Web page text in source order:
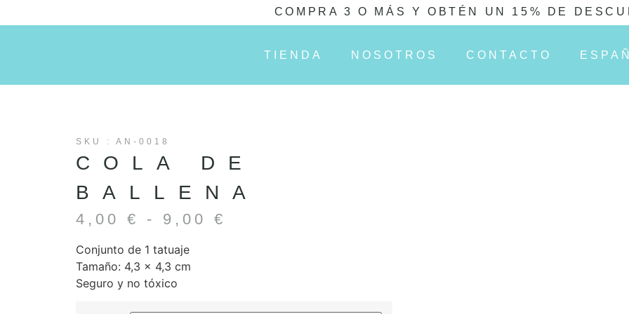
COMPRA 3 O MÁS Y OBTÉN UN 15% DE
TIENDA NOSOTROS CONTACTO
SKU : AN-0018
COLA DE
BALLENA
4,00 € - 9,00 €
Conjunto de 1 tatuaje
Tamaño: 4,3 x 4,3 cm
Seguro y no tóxico